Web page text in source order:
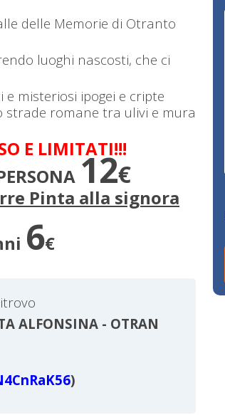
delle Memorie di Otranto
luoghi nascosti, che ci
misteriosi ipogei e cripte
strade romane tra ulivi e mura
E LIMITATI!!!
12€
Pinta alla signora
6€
ALFONSINA - OTRAN
)